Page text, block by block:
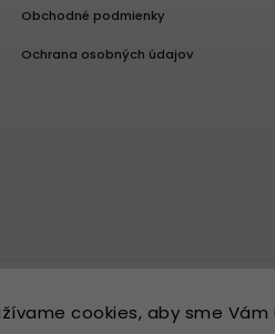
cookies, aby sme
Obchodné podmienky
Ochrana osobných údajov